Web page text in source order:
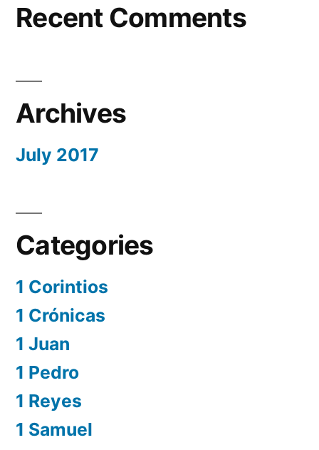
Recent Comments
Archives
July 2017
Categories
1 Corintios
1 Crónicas
1 Juan
1 Pedro
1 Reyes
1 Samuel